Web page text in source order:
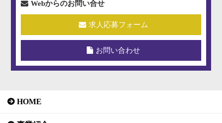
Webからのお問い合せ
求人応募フォーム
お問い合わせ
HOME